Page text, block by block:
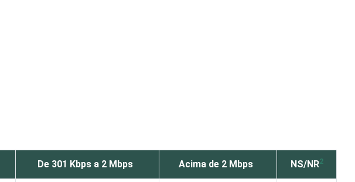
De 301 Kbps a 2 Mbps Acima de 2 Mbps NS/NR2